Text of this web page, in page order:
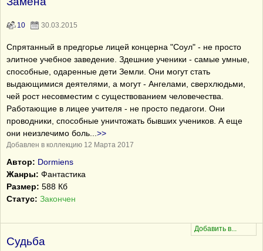
10 30.03.2015
Спрятанный в предгорье лицей концерна "Соул" - не просто
элитное учебное заведение. Здешние ученики - самые умные,
способные, одаренные дети Земли. Они могут стать
выдающимися деятелями, а могут - Ангелами, сверхлюдьми,
чей рост несовместим с существованием человечества.
Работающие в лицее учителя - не просто педагоги. Они
проводники, способные уничтожать бывших учеников. А еще
они неизлечимо боль
>>
Добавлен в коллекцию 12 Марта 2017
Автор: Dormiens
Жанры: Фантастика
Размер: 588 Кб
Статус: Закончен
Судьба